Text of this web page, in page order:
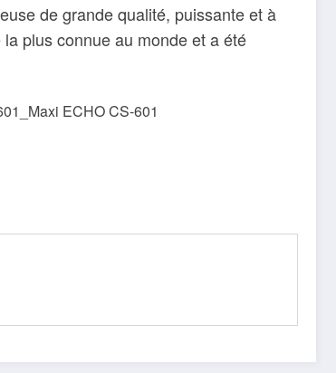
de grande qualité, puissante et à
plus connue au monde et a été